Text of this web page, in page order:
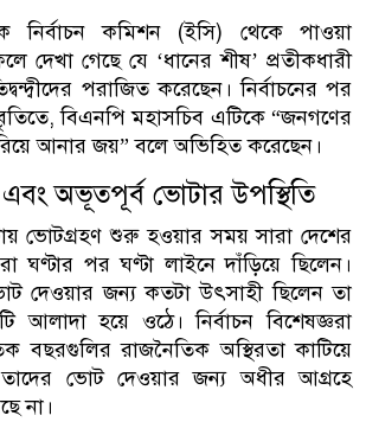
কমিশন (ইসি) থেকে পাওয়া
দেখা গেছে যে ‘ধানের শীষ’ প্রতীকধারী
পরাজিত করেছেন। নির্বাচনের পর
বিএনপি মহাসচিব এটিকে “জনগণের
আনার জয়” বলে অভিহিত করেছেন।
এবং অভূতপূর্ব ভোটার উপস্থিতি
ভোটগ্রহণ শুরু হওয়ার সময় সারা দেশের
ঘণ্টার পর ঘণ্টা লাইনে দাঁড়িয়ে ছিলেন।
দেওয়ার জন্য কতটা উৎসাহী ছিলেন তা
আলাদা হয়ে ওঠে। নির্বাচন বিশেষজ্ঞরা
বছরগুলির রাজনৈতিক অস্থিরতা কাটিয়ে
ভোট দেওয়ার জন্য অধীর আগ্রহে
না।